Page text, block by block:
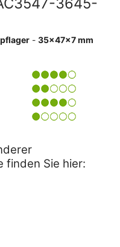
-35x47x7 mm
finden Sie hier: